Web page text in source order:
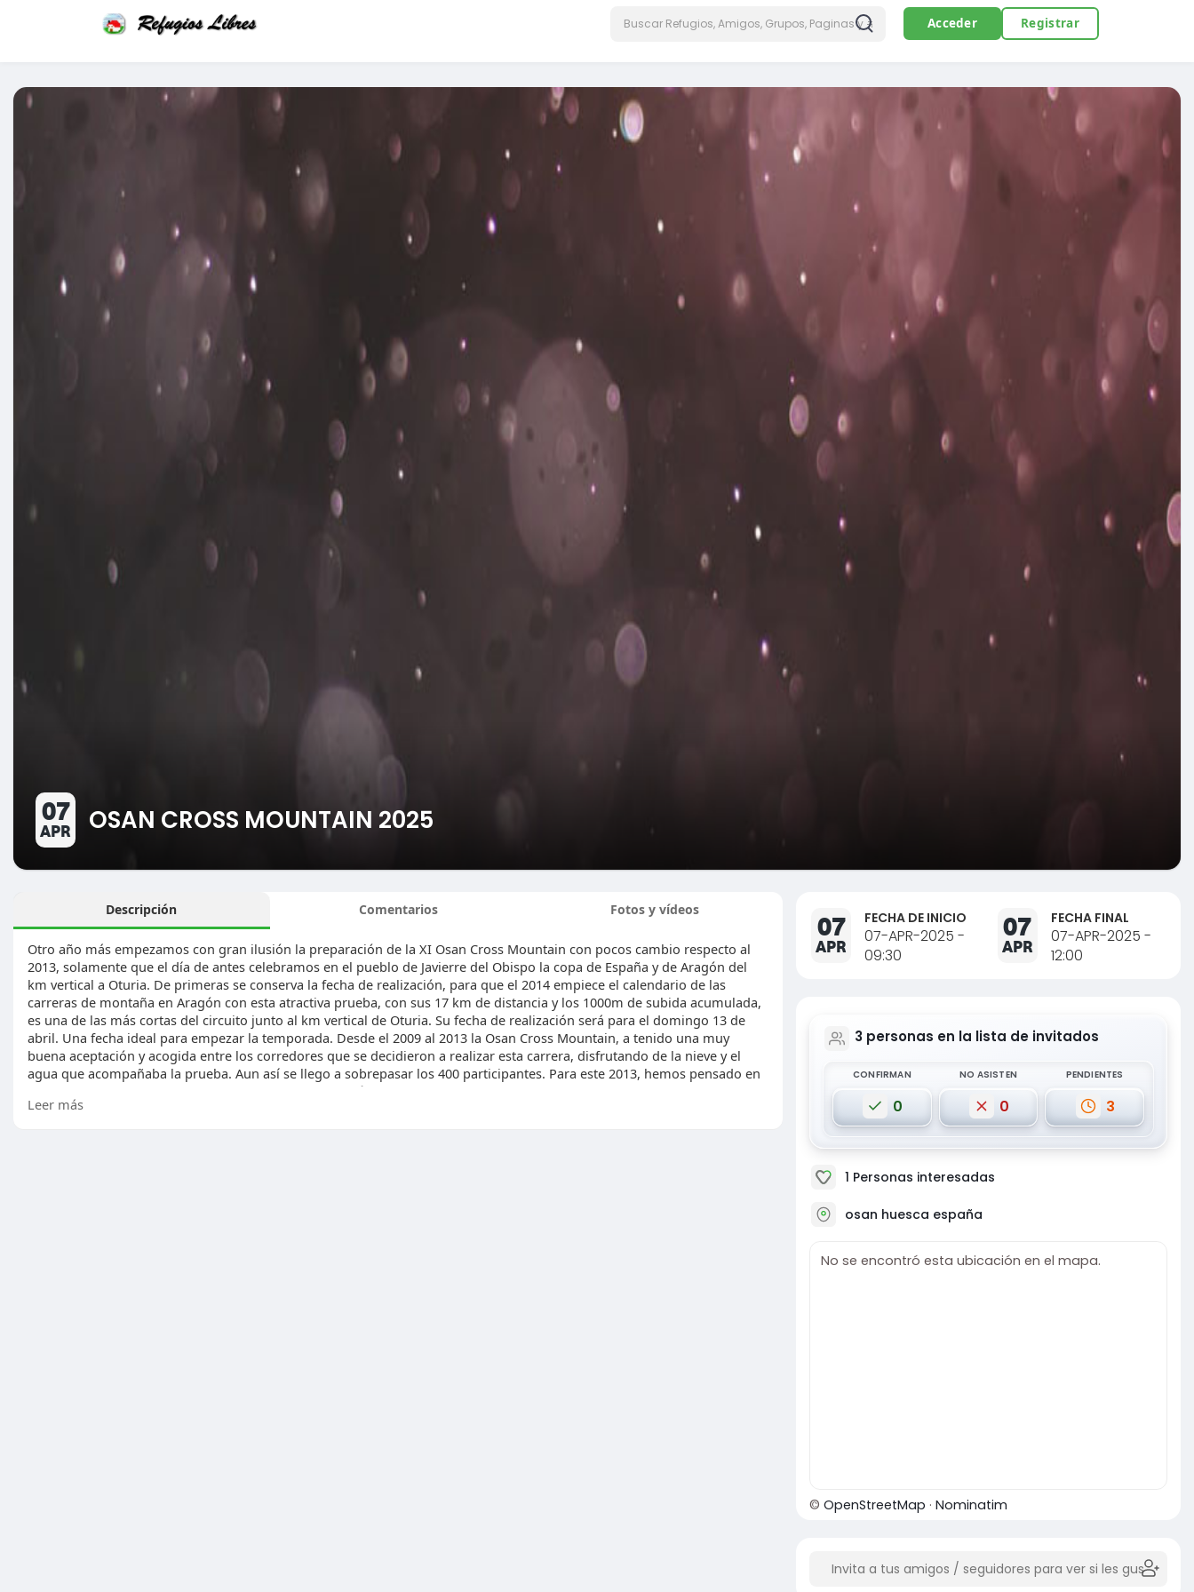
Acceder Registrar
07
APR OSAN CROSS MOUNTAIN 2025
Descripción
Otro año más empezamos con gran ilusión la preparación de la XI Osan Cross Mountain con pocos cambio respecto al
2013, solamente que el día de antes celebramos en el pueblo de Javierre del Obispo la copa de España y de Aragón del
km vertical a Oturia. De primeras se conserva la fecha de realización, para que el 2014 empiece el calendario de las
carreras de montaña en Aragón con esta atractiva prueba, con sus 17 km de distancia y los 1000m de subida acumulada,
es una de las más cortas del circuito junto al km vertical de Oturia. Su fecha de realización será para el domingo 13 de
abril. Una fecha ideal para empezar la temporada. Desde el 2009 al 2013 la Osan Cross Mountain, a tenido una muy
buena aceptación y acogida entre los corredores que se decidieron a realizar esta carrera, disfrutando de la nieve y el
agua que acompañaba la prueba. Aun así se llego a sobrepasar los 400 participantes. Para este 2013, hemos pensado en
hacer en el mismo sentido la carrera, tal como se eligió en la encuesta sacada de los corredores y seguir subiendo por el
camino de las ermitas. El año pasado se subió a Sta Orosia por el camino de Yebra, con una distancia de de 4km de
Leer más
Comentarios Fotos y vídeos
07
APR
FECHA DE INICIO
07-APR-2025 -
09:30
07
APR
FECHA FINAL
07-APR-2025 -
12:00
3 personas en la lista de invitados
CONFIRMAN NO ASISTEN PENDIENTES
0 0 3
1 Personas interesadas
osan huesca españa
No se encontró esta ubicación en el mapa.
© OpenStreetMap · Nominatim